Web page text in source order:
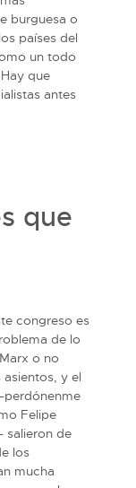
burguesa o
países del
un todo
que
antes
que
congreso es
de lo
o no
asientos, y el
Felipe
salieron de
los
mucha